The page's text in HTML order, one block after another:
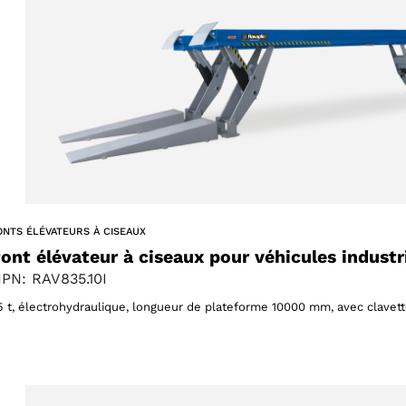
ÉLÉVATEURS À CISEAUX
élévateur à ciseaux pour véhicules
RAV835.10I
t, électrohydraulique, longueur de plateforme 10000 mm, avec